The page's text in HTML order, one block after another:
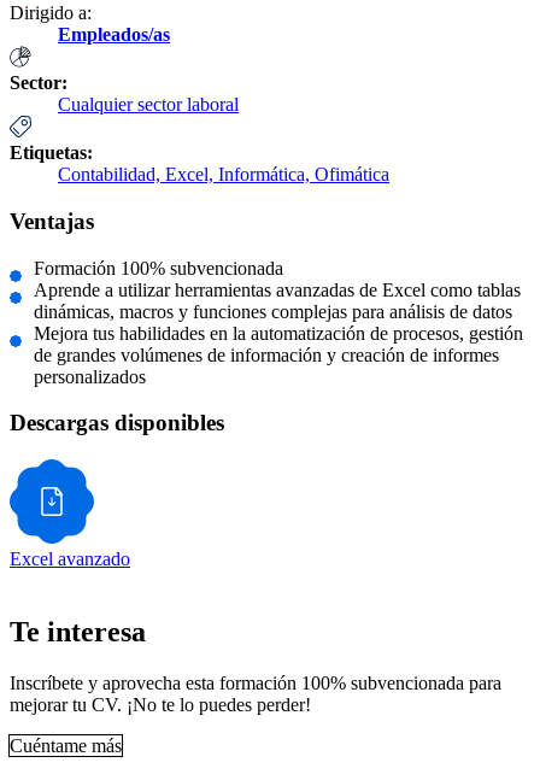
Dirigido a:
Empleados/as
Sector:
Cualquier sector laboral
Etiquetas:
Contabilidad, Excel, Informática, Ofimática
Ventajas
Formación 100% subvencionada
Aprende a utilizar herramientas avanzadas de Excel como tablas
dinámicas, macros y funciones complejas para análisis de datos
Mejora tus habilidades en la automatización de procesos, gestión
de grandes volúmenes de información y creación de informes
personalizados
Descargas disponibles
Excel avanzado
Te interesa
Inscríbete y aprovecha esta formación 100% subvencionada para
mejorar tu CV. ¡No te lo puedes perder!
Cuéntame más